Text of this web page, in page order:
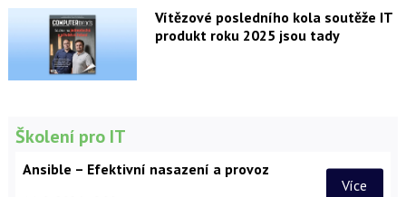
Vítězové posledního kola soutěže IT
produkt roku 2025 jsou tady
Školení pro IT
Ansible – Efektivní nasazení a provoz
Více